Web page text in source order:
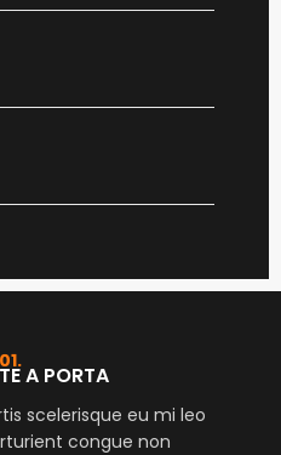
01.
A PORTA
scelerisque eu mi leo
congue non